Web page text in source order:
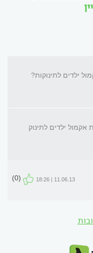
ילדים לתינוקות?
11.06.13 | 18:26
(0)